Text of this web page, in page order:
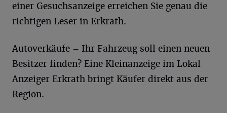
einer Gesuchsanzeige erreichen Sie genau die
richtigen Leser in Erkrath.
Autoverkäufe – Ihr Fahrzeug soll einen neuen
Besitzer finden? Eine Kleinanzeige im Lokal
Anzeiger Erkrath bringt Käufer direkt aus der
Region.